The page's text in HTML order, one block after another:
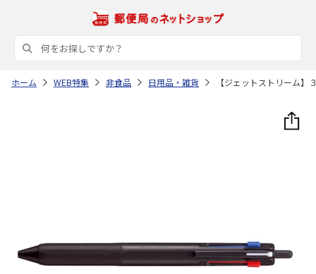
ホーム WEB特集 非食品 日用品・雑貨 【ジェットストリーム